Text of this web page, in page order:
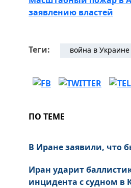
заявлению властей
Теги: война в Украине
ПО ТЕМЕ
В Иране заявили, что
Иран ударит
инцидента с судном в